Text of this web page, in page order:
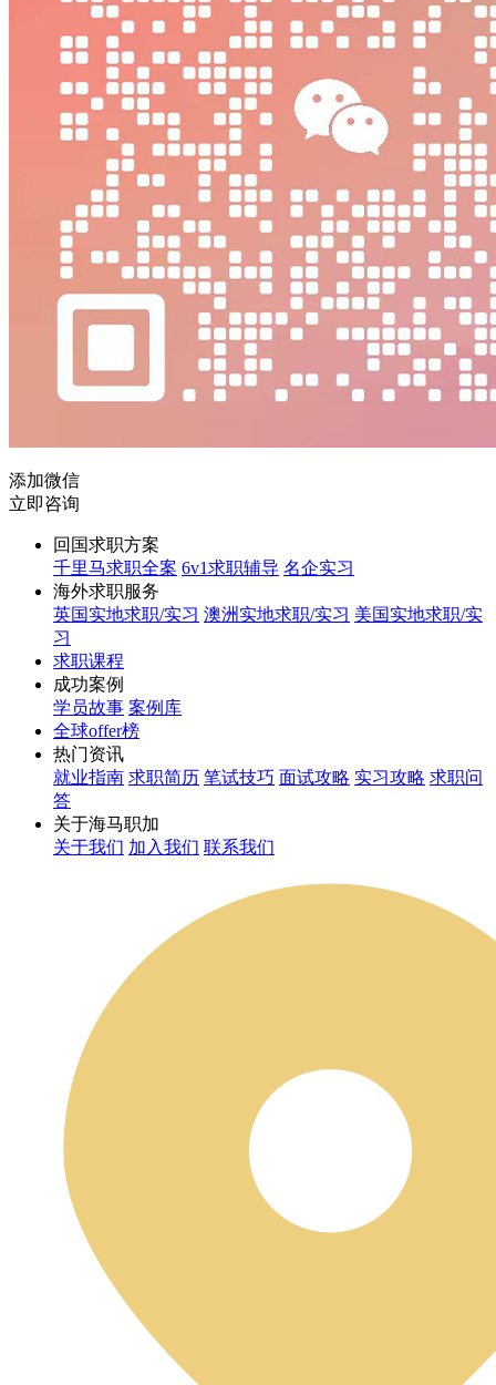
添加微信
立即咨询
回国求职方案
千里马求职全案 6v1求职辅导 名企实习
海外求职服务
英国实地求职/实习 澳洲实地求职/实习 美国实地求职/实
习
求职课程
成功案例
学员故事 案例库
全球offer榜
热门资讯
就业指南 求职简历 笔试技巧 面试攻略 实习攻略 求职问
答
关于海马职加
关于我们 加入我们 联系我们